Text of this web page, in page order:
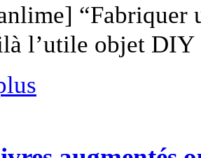
“Fabriquer
l’utile objet